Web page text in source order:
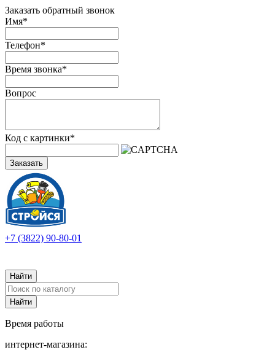
Заказать обратный звонок
Имя*
Телефон*
Время звонка*
Вопрос
Код с картинки*
Заказать
+7 (3822) 90-80-01
Время работы
интернет-магазина: